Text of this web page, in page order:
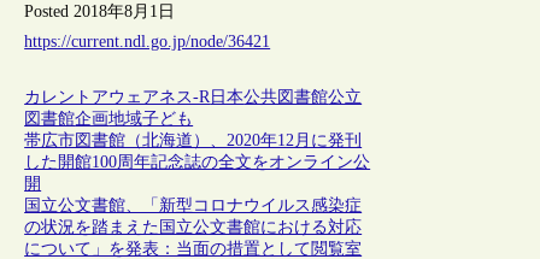
Posted 2018年8月1日
https://current.ndl.go.jp/node/36421
カレントアウェアネス-R 日本公共図書館公立
図書館企画地域子ども
帯広市図書館（北海道）、2020年12月に発刊
した開館100周年記念誌の全文をオンライン公
開
国立公文書館、「新型コロナウイルス感染症
の状況を踏まえた国立公文書館における対応
について」を発表：当面の措置として閲覧室